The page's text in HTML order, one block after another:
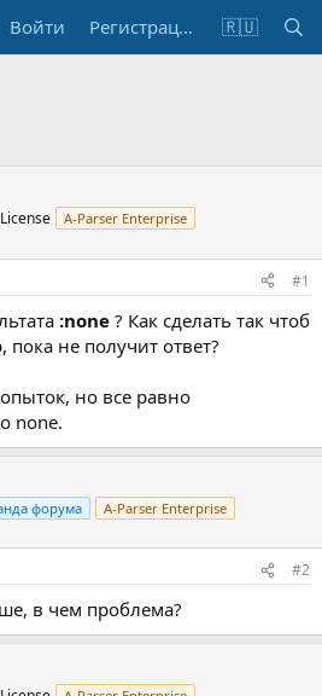
Войти Регистрация 🇷🇺
A-Parser Enterprise
#1
:none ? Как сделать так чтоб
не получит ответ?
но все равно
none.
форума A-Parser Enterprise
#2
в чем проблема?